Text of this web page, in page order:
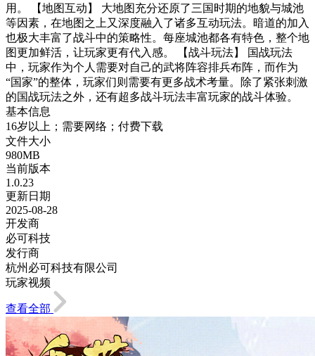
用。 【地图互动】 大地图充分还原了三国时期的地貌与城池
等因素，在地图之上又深度融入了诸多互动玩法。暗道的加入
也极大丰富了战斗中的策略性。每座城池都各有特色，整个地
图更加鲜活，让玩家更有代入感。 【战斗玩法】 国战玩法
中，玩家作为个人需要对自己的武将阵容排兵布阵，而作为
“国家”的整体，玩家们则需要有更多战术考量。除了紧张刺激
的国战玩法之外，还有超多战斗玩法丰富玩家的战斗体验。
基本信息
16岁以上；需要网络；付费下载
文件大小
980MB
当前版本
1.0.23
更新日期
2025-08-28
开发商
必可科技
发行商
杭州必可科技有限公司
玩家视频
查看全部